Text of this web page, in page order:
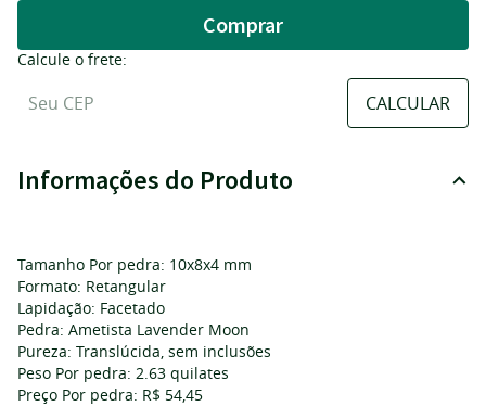
Comprar
Calcule o frete:
Informações do Produto
Tamanho Por pedra: 10x8x4 mm
Formato: Retangular
Lapidação: Facetado
Pedra: Ametista Lavender Moon
Pureza: Translúcida, sem inclusões
Peso Por pedra: 2.63 quilates
Preço Por pedra: R$ 54,45